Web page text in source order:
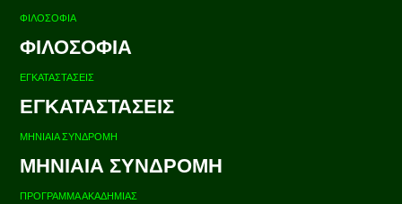
ΦΙΛΟΣΟΦΙΑ
ΦΙΛΟΣΟΦΙΑ
ΕΓΚΑΤΑΣΤΑΣΕΙΣ
ΕΓΚΑΤΑΣΤΑΣΕΙΣ
ΜΗΝΙΑΙΑ ΣΥΝΔΡΟΜΗ
ΜΗΝΙΑΙΑ ΣΥΝΔΡΟΜΗ
ΠΡΟΓΡΑΜΜΑ ΑΚΑΔΗΜΙΑΣ